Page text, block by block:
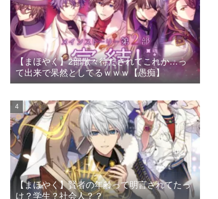
【まほやく】2部散々待たされてこれか…っ
て出来で呆然としてるｗｗｗ【愚痴】
【まほやく】賢者の年齢って明言されてたっ
け？学生？社会人？？